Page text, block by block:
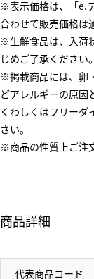
※表示価格は、「e.
合わせて販売価格は
※生鮮食品は、入荷
じめご了承ください。
※掲載商品には、卵
どアレルギーの原因
くわしくはフリーダ
さい。
※商品の性質上ご注
商品詳細
代表商品コード